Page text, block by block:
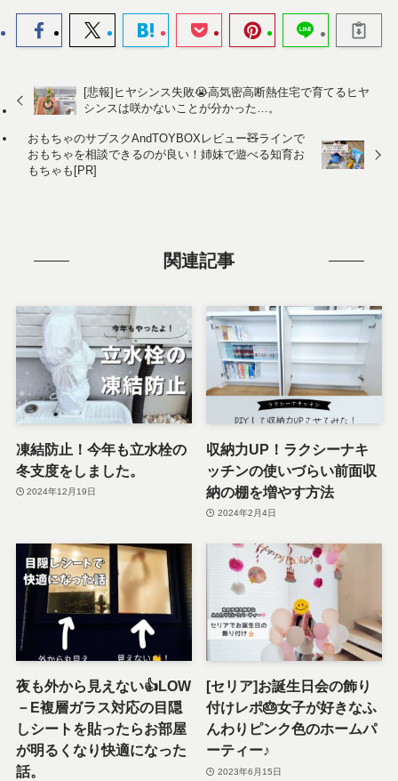
[悲報]ヒヤシンス失敗😭高気密高断熱住宅で育てるヒヤ
シンスは咲かないことが分かった…。
おもちゃのサブスクAndTOYBOXレビュー🧸ラインで
おもちゃを相談できるのが良い！姉妹で遊べる知育お
もちゃも[PR]
関連記事
凍結防止！今年も立水栓の
冬支度をしました。
2024年12月19日
収納力UP！ラクシーナキ
ッチンの使いづらい前面収
納の棚を増やす方法
2024年2月4日
夜も外から見えない👍LOW
－E複層ガラス対応の目隠
しシートを貼ったらお部屋
が明るくなり快適になった
話。
[セリア]お誕生日会の飾り
付けレポ🎂女子が好きなふ
んわりピンク色のホームパ
ーティー♪
2023年6月15日